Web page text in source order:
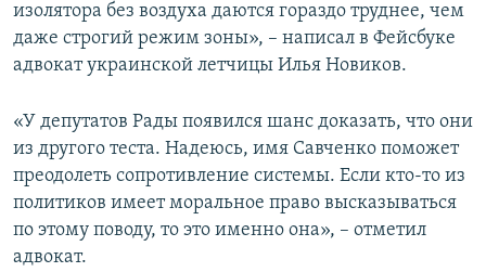
изолятора без воздуха даются гораздо труднее, чем
даже строгий режим зоны», – написал в Фейсбуке
адвокат украинской летчицы Илья Новиков.
«У депутатов Рады появился шанс доказать, что они
из другого теста. Надеюсь, имя Савченко поможет
преодолеть сопротивление системы. Если кто-то из
политиков имеет моральное право высказываться
по этому поводу, то это именно она», – отметил
адвокат.